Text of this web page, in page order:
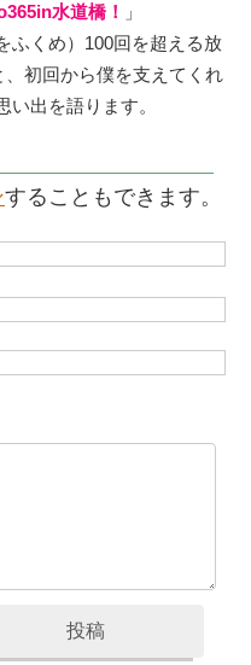
水道橋！
」
ふくめ）100回を超える放
初回から僕を支えてくれ
出を語ります。
することもできます。
投稿